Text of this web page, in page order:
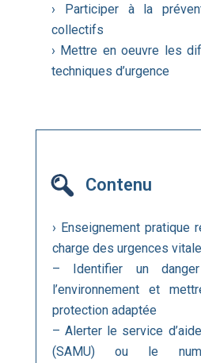
› Participer à la
collectifs
› Mettre en oeuvre les
techniques d’urgence
Contenu
› Enseignement pratique
charge des urgences
– Identifier un
l’environnement et
protection adaptée
– Alerter le service
(SAMU) ou le